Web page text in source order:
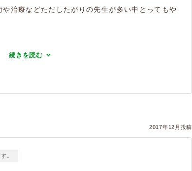
治療などただしたがりの先生が多い中とってもや
続きを読む
2017年12月投稿
。